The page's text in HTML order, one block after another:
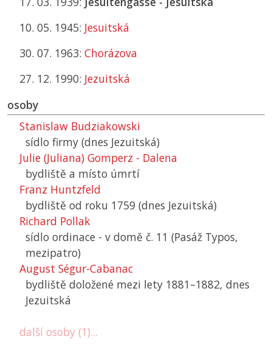
10. 05. 1945: Jesuitská
30. 07. 1963: Chorázova
27. 12. 1990: Jezuitská
osoby
Stanislaw Budziakowski
sídlo firmy (dnes Jezuitská)
Julie (Juliana) Gomperz - Dalena
bydliště a místo úmrtí
Franz Huntzfeld
bydliště od roku 1759 (dnes Jezuitská)
Richard Pollak
sídlo ordinace - v domě č. 11 (Pasáž Typos,
mezipatro)
August Ségur-Cabanac
bydliště doložené mezi lety 1881–1882, dnes
Jezuitská
další osoby (1)...